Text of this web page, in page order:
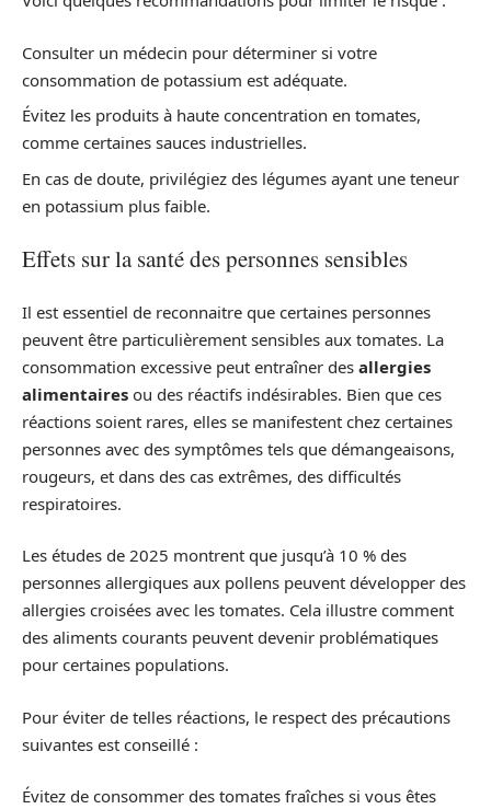
Consulter un médecin pour déterminer si votre
consommation de potassium est adéquate.
Évitez les produits à haute concentration en tomates,
comme certaines sauces industrielles.
En cas de doute, privilégiez des légumes ayant une teneur
en potassium plus faible.
Effets sur la santé des personnes sensibles
Il est essentiel de reconnaitre que certaines personnes
peuvent être particulièrement sensibles aux tomates. La
consommation excessive peut entraîner des allergies
alimentaires ou des réactifs indésirables. Bien que ces
réactions soient rares, elles se manifestent chez certaines
personnes avec des symptômes tels que démangeaisons,
rougeurs, et dans des cas extrêmes, des difficultés
respiratoires.
Les études de 2025 montrent que jusqu’à 10 % des
personnes allergiques aux pollens peuvent développer des
allergies croisées avec les tomates. Cela illustre comment
des aliments courants peuvent devenir problématiques
pour certaines populations.
Pour éviter de telles réactions, le respect des précautions
suivantes est conseillé :
Évitez de consommer des tomates fraîches si vous êtes